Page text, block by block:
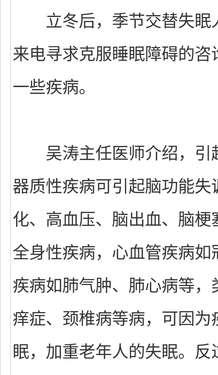
立冬后，季节交替失眠
来电寻求克服睡眠障碍的
一些疾病。
吴涛主任医师介绍，引
器质性疾病可引起脑功能
化、高血压、脑出血、脑
全身性疾病，心血管疾病
疾病如肺气肿、肺心病等
痒症、颈椎病等病，可因
眠，加重老年人的失眠。